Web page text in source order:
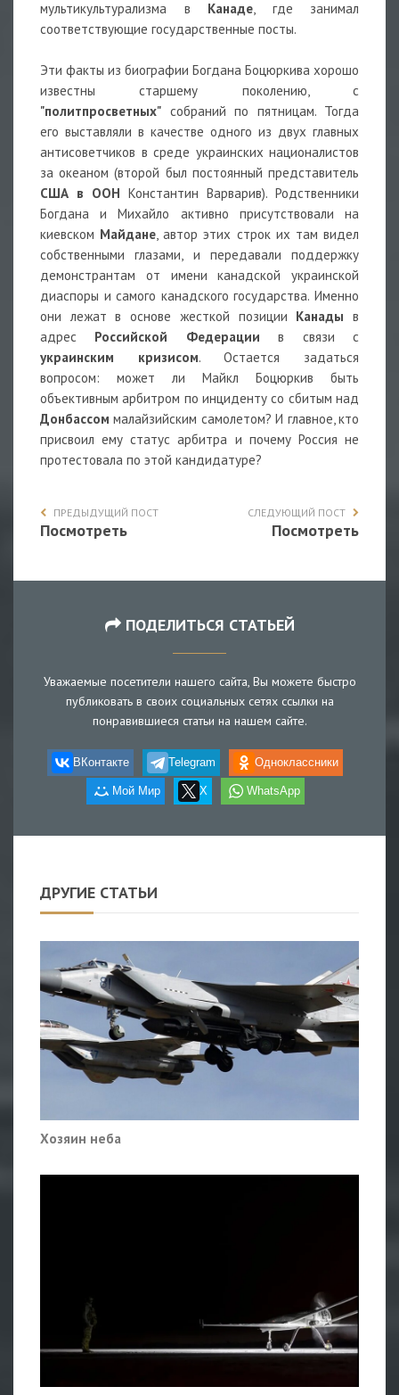
мультикультурализма в Канаде, где занимал
соответствующие государственные посты.
Эти факты из биографии Богдана Боцюркива хорошо
известны старшему поколению, с
"политпросветных" собраний по пятницам. Тогда
его выставляли в качестве одного из двух главных
антисоветчиков в среде украинских националистов
за океаном (второй был постоянный представитель
США в ООН Константин Варварив). Родственники
Богдана и Михайло активно присутствовали на
киевском Майдане, автор этих строк их там видел
собственными глазами, и передавали поддержку
демонстрантам от имени канадской украинской
диаспоры и самого канадского государства. Именно
они лежат в основе жесткой позиции Канады в
адрес Российской Федерации в связи с
украинским кризисом. Остается задаться
вопросом: может ли Майкл Боцюркив быть
объективным арбитром по инциденту со сбитым над
Донбассом малайзийским самолетом? И главное, кто
присвоил ему статус арбитра и почему Россия не
протестовала по этой кандидатуре?
ПРЕДЫДУЩИЙ ПОСТ
Посмотреть
СЛЕДУЮЩИЙ ПОСТ
Посмотреть
ПОДЕЛИТЬСЯ СТАТЬЕЙ
Уважаемые посетители нашего сайта, Вы можете быстро
публиковать в своих социальных сетях ссылки на
понравившиеся статьи на нашем сайте.
ВКонтакте Telegram Одноклассники
Мой Мир X WhatsApp
ДРУГИЕ СТАТЬИ
Хозяин неба